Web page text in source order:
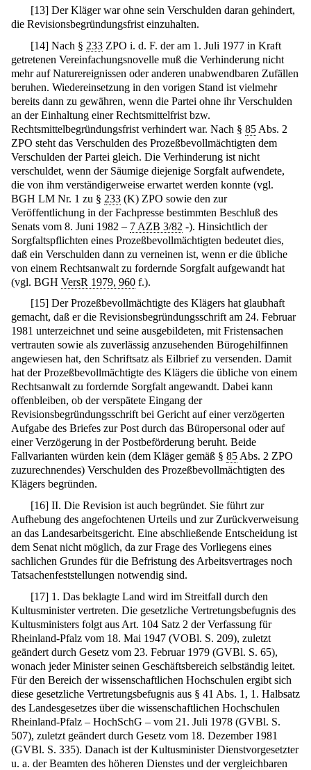
[13] Der Kläger war ohne sein Verschulden daran gehindert,
die Revisionsbegründungsfrist einzuhalten.
[14] Nach § 233 ZPO i. d. F. der am 1. Juli 1977 in Kraft
getretenen Vereinfachungsnovelle muß die Verhinderung nicht
mehr auf Naturereignissen oder anderen unabwendbaren Zufällen
beruhen. Wiedereinsetzung in den vorigen Stand ist vielmehr
bereits dann zu gewähren, wenn die Partei ohne ihr Verschulden
an der Einhaltung einer Rechtsmittelfrist bzw.
Rechtsmittelbegründungsfrist verhindert war. Nach § 85 Abs. 2
ZPO steht das Verschulden des Prozeßbevollmächtigten dem
Verschulden der Partei gleich. Die Verhinderung ist nicht
verschuldet, wenn der Säumige diejenige Sorgfalt aufwendete,
die von ihm verständigerweise erwartet werden konnte (vgl.
BGH LM Nr. 1 zu § 233 (K) ZPO sowie den zur
Veröffentlichung in der Fachpresse bestimmten Beschluß des
Senats vom 8. Juni 1982 – 7 AZB 3/82 -). Hinsichtlich der
Sorgfaltspflichten eines Prozeßbevollmächtigten bedeutet dies,
daß ein Verschulden dann zu verneinen ist, wenn er die übliche
von einem Rechtsanwalt zu fordernde Sorgfalt aufgewandt hat
(vgl. BGH VersR 1979, 960 f.).
[15] Der Prozeßbevollmächtigte des Klägers hat glaubhaft
gemacht, daß er die Revisionsbegründungsschrift am 24. Februar
1981 unterzeichnet und seine ausgebildeten, mit Fristensachen
vertrauten sowie als zuverlässig anzusehenden Bürogehilfinnen
angewiesen hat, den Schriftsatz als Eilbrief zu versenden. Damit
hat der Prozeßbevollmächtigte des Klägers die übliche von einem
Rechtsanwalt zu fordernde Sorgfalt angewandt. Dabei kann
offenbleiben, ob der verspätete Eingang der
Revisionsbegründungsschrift bei Gericht auf einer verzögerten
Aufgabe des Briefes zur Post durch das Büropersonal oder auf
einer Verzögerung in der Postbeförderung beruht. Beide
Fallvarianten würden kein (dem Kläger gemäß § 85Abs. 2 ZPO
zuzurechnendes) Verschulden des Prozeßbevollmächtigten des
Klägers begründen.
[16] II. Die Revision ist auch begründet. Sie führt zur
Aufhebung des angefochtenen Urteils und zur Zurückverweisung
an das Landesarbeitsgericht. Eine abschließende Entscheidung ist
dem Senat nicht möglich, da zur Frage des Vorliegens eines
sachlichen Grundes für die Befristung des Arbeitsvertrages noch
Tatsachenfeststellungen notwendig sind.
[17] 1. Das beklagte Land wird im Streitfall durch den
Kultusminister vertreten. Die gesetzliche Vertretungsbefugnis des
Kultusministers folgt aus Art. 104 Satz 2 der Verfassung für
Rheinland-Pfalz vom 18. Mai 1947 (VOBl. S. 209), zuletzt
geändert durch Gesetz vom 23. Februar 1979 (GVBl. S. 65),
wonach jeder Minister seinen Geschäftsbereich selbständig leitet.
Für den Bereich der wissenschaftlichen Hochschulen ergibt sich
diese gesetzliche Vertretungsbefugnis aus § 41 Abs. 1, 1. Halbsatz
des Landesgesetzes über die wissenschaftlichen Hochschulen
Rheinland-Pfalz – HochSchG – vom 21. Juli 1978 (GVBl. S.
507), zuletzt geändert durch Gesetz vom 18. Dezember 1981
(GVBl. S. 335). Danach ist der Kultusminister Dienstvorgesetzter
u. a. der Beamten des höheren Dienstes und der vergleichbaren